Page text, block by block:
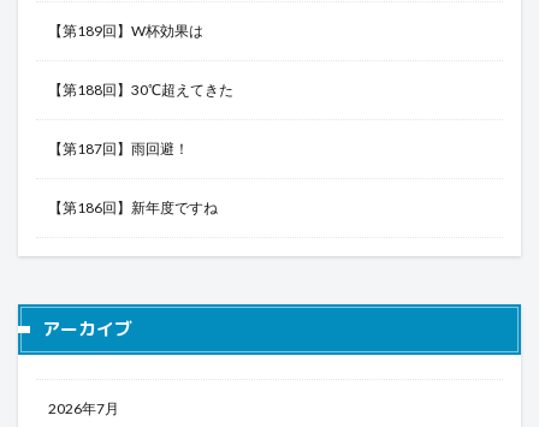
【第189回】W杯効果は
【第188回】30℃超えてきた
【第187回】雨回避！
【第186回】新年度ですね
アーカイブ
2026年7月